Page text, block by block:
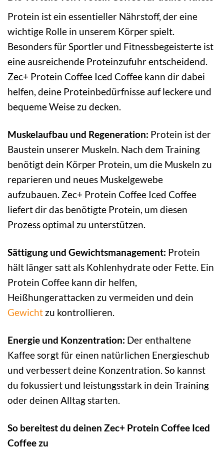
Protein ist ein essentieller Nährstoff, der eine
wichtige Rolle in unserem Körper spielt.
Besonders für Sportler und Fitnessbegeisterte ist
eine ausreichende Proteinzufuhr entscheidend.
Zec+ Protein Coffee Iced Coffee kann dir dabei
helfen, deine Proteinbedürfnisse auf leckere und
bequeme Weise zu decken.
Muskelaufbau und Regeneration: Protein ist der
Baustein unserer Muskeln. Nach dem Training
benötigt dein Körper Protein, um die Muskeln zu
reparieren und neues Muskelgewebe
aufzubauen. Zec+ Protein Coffee Iced Coffee
liefert dir das benötigte Protein, um diesen
Prozess optimal zu unterstützen.
Sättigung und Gewichtsmanagement: Protein
hält länger satt als Kohlenhydrate oder Fette. Ein
Protein Coffee kann dir helfen,
Heißhungerattacken zu vermeiden und dein
Gewicht zu kontrollieren.
Energie und Konzentration: Der enthaltene
Kaffee sorgt für einen natürlichen Energieschub
und verbessert deine Konzentration. So kannst
du fokussiert und leistungsstark in dein Training
oder deinen Alltag starten.
So bereitest du deinen Zec+ Protein Coffee Iced
Coffee zu